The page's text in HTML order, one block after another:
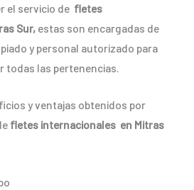
el servicio de fletes
Sur,estas son encargadas de
y personal autorizado para
todas las pertenencias.
y ventajas obtenidos por
fletes internacionales en Mitras